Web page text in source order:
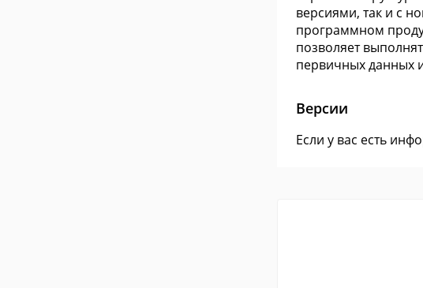
версиями, так и с
программном
позволяет
первичных данных
Версии
Если у вас есть